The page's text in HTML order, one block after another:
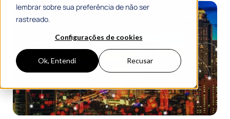
lembrar sobre sua preferência de não ser
rastreado.
Configurações de cookies
Ok, Entendi Recusar